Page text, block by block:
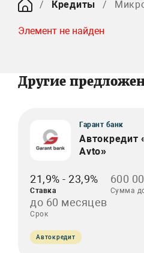
Кредиты
Элемент не найден
Другие
Гарант банк
Автокредит
Avto»
21,9% - 23,9%
Ставка
600
Сумма
до 60 месяцев
Срок
Автокредит